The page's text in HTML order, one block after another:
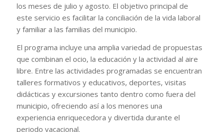
los meses de julio y agosto. El objetivo principal de
este servicio es facilitar la conciliación de la vida laboral
y familiar a las familias del municipio.
El programa incluye una amplia variedad de propuestas
que combinan el ocio, la educación y la actividad al aire
libre. Entre las actividades programadas se encuentran
talleres formativos y educativos, deportes, visitas
didácticas y excursiones tanto dentro como fuera del
municipio, ofreciendo así a los menores una
experiencia enriquecedora y divertida durante el
periodo vacacional.